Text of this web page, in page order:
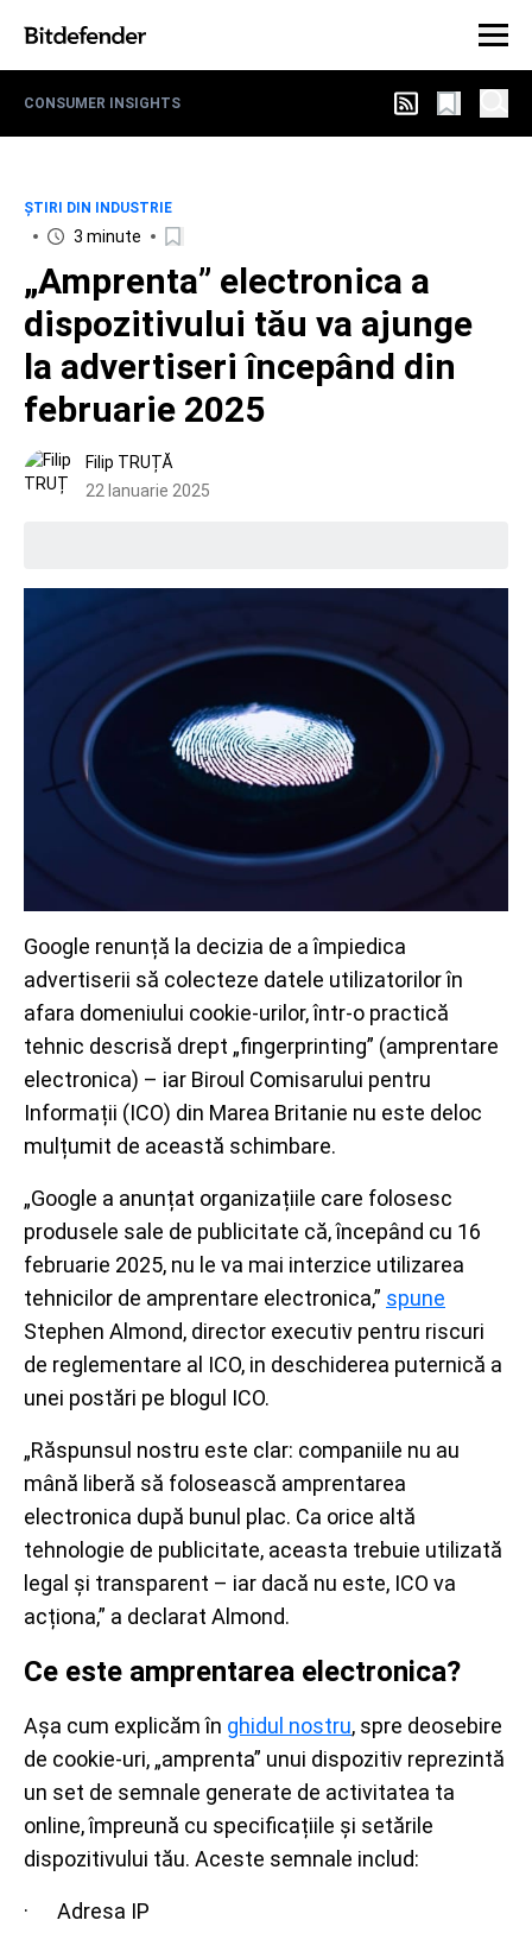
CONSUMER INSIGHTS
ȘTIRI DIN INDUSTRIE
3 minute
„Amprenta” electronica a
dispozitivului tău va ajunge
la advertiseri începând din
februarie 2025
Filip TRUȚĂ
22 Ianuarie 2025
Google renunță la decizia de a împiedica
advertiserii să colecteze datele utilizatorilor în
afara domeniului cookie-urilor, într-o practică
tehnic descrisă drept „fingerprinting” (amprentare
electronica) – iar Biroul Comisarului pentru
Informații (ICO) din Marea Britanie nu este deloc
mulțumit de această schimbare.
„Google a anunțat organizațiile care folosesc
produsele sale de publicitate că, începând cu 16
februarie 2025, nu le va mai interzice utilizarea
tehnicilor de amprentare electronica,” spune
Stephen Almond, director executiv pentru riscuri
de reglementare al ICO, in deschiderea puternică a
unei postări pe blogul ICO.
„Răspunsul nostru este clar: companiile nu au
mână liberă să folosească amprentarea
electronica după bunul plac. Ca orice altă
tehnologie de publicitate, aceasta trebuie utilizată
legal și transparent – iar dacă nu este, ICO va
acționa,” a declarat Almond.
Ce este amprentarea electronica?
Așa cum explicăm în ghidul nostru, spre deosebire
de cookie-uri, „amprenta” unui dispozitiv reprezintă
un set de semnale generate de activitatea ta
online, împreună cu specificațiile și setările
dispozitivului tău. Aceste semnale includ:
· Adresa IP